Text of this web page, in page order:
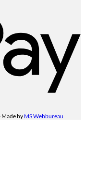
Made byMS Webbureau